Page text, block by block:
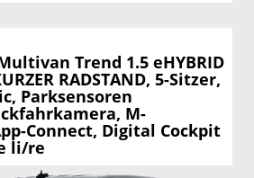
Trend 1.5 eHYBRID
RADSTAND, 5-Sitzer,
Parksensoren
M-
Connect, Digital Cockpit
li/re